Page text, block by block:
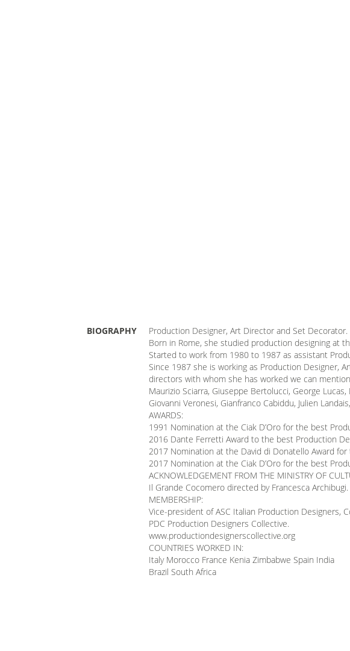
BIOGRAPHY
Production Designer, Art Director and Set Decorator.
Born in Rome, she studied production designing at
Started to work from 1980 to 1987 as assistant
Since 1987 she is working as Production Designer,
directors with whom she has worked we can mention
Maurizio Sciarra, Giuseppe Bertolucci, George
Giovanni Veronesi, Gianfranco Cabiddu, Julien
AWARDS:
1991 Nomination at the Ciak D’Oro for the best
2016 Dante Ferretti Award to the best Production
2017 Nomination at the David di Donatello Award
2017 Nomination at the Ciak D’Oro for the best
ACKNOWLEDGEMENT FROM THE MINISTRY OF
Il Grande Cocomero directed by Francesca Archibugi.
MEMBERSHIP:
Vice-president of ASC Italian Production Designers,
PDC Production Designers Collective.
www.productiondesignerscollective.org
COUNTRIES WORKED IN:
Italy Morocco France Kenia Zimbabwe Spain India
Brazil South Africa